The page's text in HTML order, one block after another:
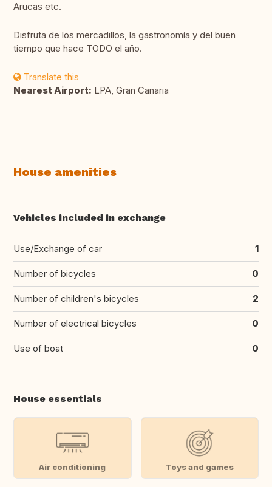
Arucas etc.
Disfruta de los mercadillos, la gastronomía y del buen
tiempo que hace TODO el año.
Translate this
Nearest Airport: LPA, Gran Canaria
House amenities
Vehicles included in exchange
Use/Exchange of car 1
Number of bicycles 0
Number of children's bicycles 2
Number of electrical bicycles 0
Use of boat 0
House essentials
Air conditioning Toys and games